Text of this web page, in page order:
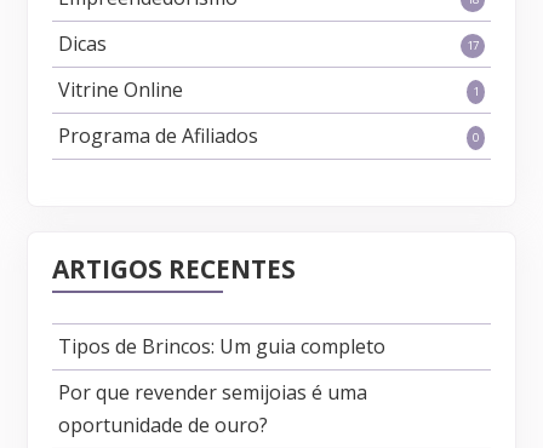
Dicas 17
Vitrine Online 1
Programa de Afiliados 0
ARTIGOS RECENTES
Tipos de Brincos: Um guia completo
Por que revender semijoias é uma
oportunidade de ouro?